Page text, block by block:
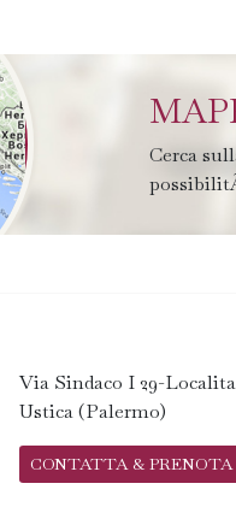
Cerca
Via Sindaco I 29-
Ustica (Palermo)
CONTATTA & PRENOTA